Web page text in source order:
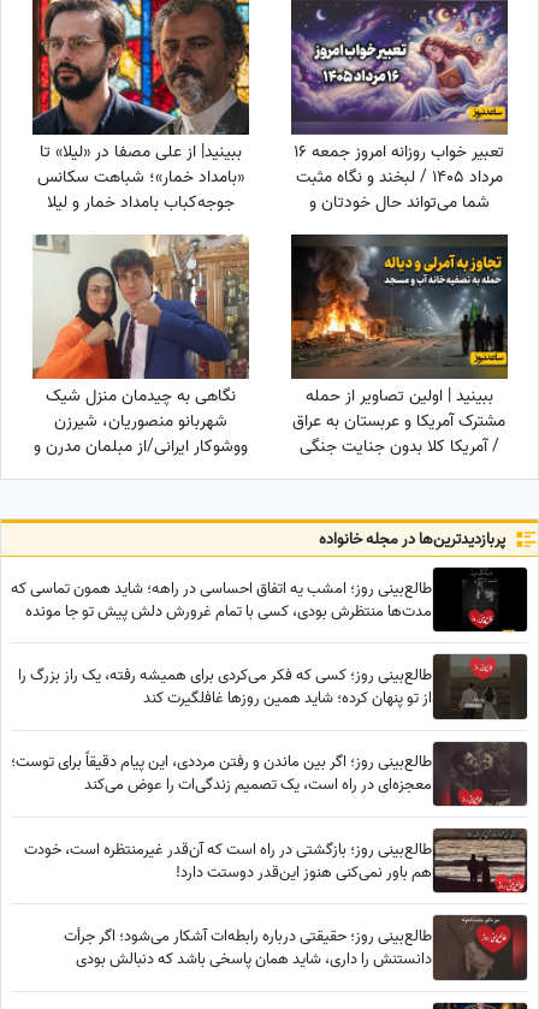
تعبیر خواب روزانه امروز جمعه 16
مرداد 1405 / لبخند و نگاه مثبت
شما می‌تواند حال خودتان و
اطرافیانتان را بهتر کند
ببینید| از علی مصفا در «لیلا» تا
«بامداد خمار»؛ شباهت سکانس
جوجه‌کباب بامداد خمار و لیلا
سوژه شد
ببینید | اولین تصاویر از حمله
مشترک آمریکا و عربستان به عراق
/ آمریکا کلا بدون جنایت جنگی
نمی‌تواند بجنگد!
نگاهی به چیدمان منزل شیک
شهربانو منصوریان، شیرزن
ووشوکار ایرانی/از مبلمان مدرن و
پرده اعیانی تا فرش آبی فیروزه‌ای
پربازدید‌ترین‌ها در مجله خانواده
طالع‌بینی روز؛ امشب یه اتفاق احساسی در راهه؛ شاید همون تماسی که
مدت‌ها منتظرش بودی، کسی با تمام غرورش دلش پیش تو جا مونده
طالع‌بینی روز؛ کسی که فکر می‌کردی برای همیشه رفته، یک راز بزرگ را
از تو پنهان کرده؛ شاید همین روزها غافلگیرت کند
طالع‌بینی روز؛ اگر بین ماندن و رفتن مرددی، این پیام دقیقاً برای توست؛
معجزه‌ای در راه است، یک تصمیم زندگی‌ات را عوض می‌کند
طالع‌بینی روز؛ بازگشتی در راه است که آن‌قدر غیرمنتظره است، خودت
هم باور نمی‌کنی هنوز این‌قدر دوستت دارد!
طالع‌بینی روز؛ حقیقتی درباره رابطه‌ات آشکار می‌شود؛ اگر جرأت
دانستنش را داری، شاید همان پاسخی باشد که دنبالش بودی